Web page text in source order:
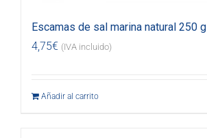
Escamas de sal marina natural 250 g
4,75€ (IVA incluido)
Añadir al carrito